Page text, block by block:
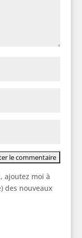
ajoutez moi à
des nouveaux